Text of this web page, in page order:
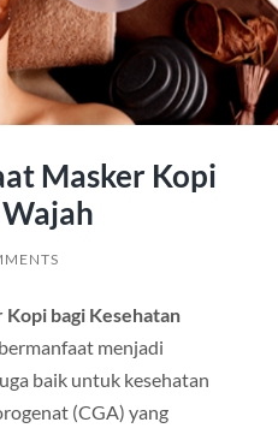
Masker Kopi
bagi Kesehatan
menjadi
baik untuk kesehatan
(CGA) yang